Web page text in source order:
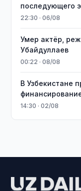
последующего
22:30 · 06/08
Умер актёр,
Убайдуллаев
00:22 · 08/08
В Узбекистане
14:30 · 02/08